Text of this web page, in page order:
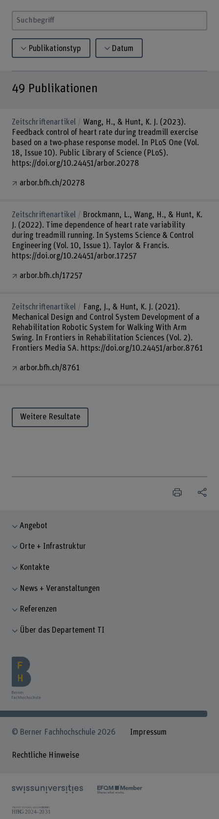
Suchbegriff eingeben
Publikationstyp Datum
49 Publikationen
Zeitschriftenartikel
Wang, H., & Hunt, K. J. (2023).
Feedback control of heart rate during treadmill exercise
based on a two-phase response model. In PLoS One (Vol.
18, Issue 10). Public Library of Science (PLoS).
https://doi.org/10.24451/arbor.20278
arbor.bfh.ch/20278
Zeitschriftenartikel
Brockmann, L., Wang, H., & Hunt, K.
J. (2022). Time dependence of heart rate variability
during treadmill running. In Systems Science & Control
Engineering (Vol. 10, Issue 1). Taylor & Francis.
https://doi.org/10.24451/arbor.17257
arbor.bfh.ch/17257
Zeitschriftenartikel
Fang, J., & Hunt, K. J. (2021).
Mechanical Design and Control System Development of a
Rehabilitation Robotic System for Walking With Arm
Swing. In Frontiers in Rehabilitation Sciences (Vol. 2).
Frontiers Media SA. https://doi.org/10.24451/arbor.8761
arbor.bfh.ch/8761
Weitere Resultate
Angebot
Orte + Infrastruktur
Kontakte
News + Veranstaltungen
Referenzen
Über das Departement TI
© Berner Fachhochschule 2026 Impressum
Rechtliche Hinweise